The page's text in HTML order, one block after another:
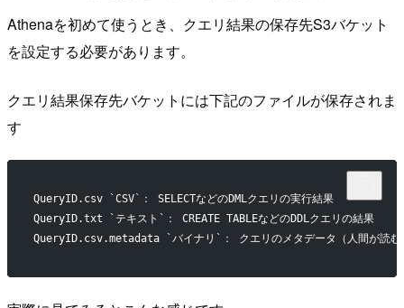
Athenaを初めて使うとき、クエリ結果の保存先S3バケット
を設定する必要があります。
クエリ結果保存先バケットには下記のファイルが保存されま
す
QueryID.csv `CSV`： SELECTなどのDMLクエリの実行結果
QueryID.txt `テキスト`： CREATE TABLEなどのDDLクエリの結果
QueryID.csv.metadata `バイナリ`： クエリのメタデータ（人間が読む